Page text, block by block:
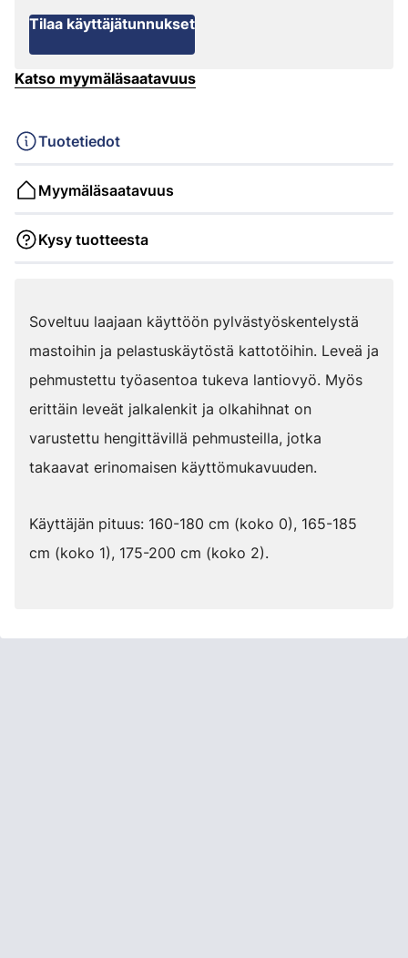
Tilaa käyttäjätunnukset
Katso myymäläsaatavuus
Tuotetiedot
Myymäläsaatavuus
Kysy tuotteesta
Soveltuu laajaan käyttöön pylvästyöskentelystä
mastoihin ja pelastuskäytöstä kattotöihin. Leveä ja
pehmustettu työasentoa tukeva lantiovyö. Myös
erittäin leveät jalkalenkit ja olkahihnat on
varustettu hengittävillä pehmusteilla, jotka
takaavat erinomaisen käyttömukavuuden.
Käyttäjän pituus: 160-180 cm (koko 0), 165-185
cm (koko 1), 175-200 cm (koko 2).